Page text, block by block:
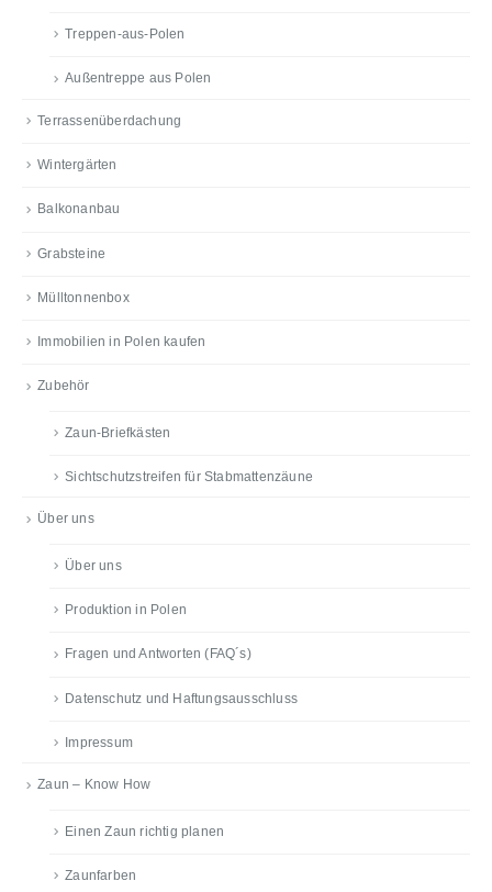
Treppen-aus-Polen
Außentreppe aus Polen
Terrassenüberdachung
Wintergärten
Balkonanbau
Grabsteine
Mülltonnenbox
Immobilien in Polen kaufen
Zubehör
Zaun-Briefkästen
Sichtschutzstreifen für Stabmattenzäune
Über uns
Über uns
Produktion in Polen
Fragen und Antworten (FAQ´s)
Datenschutz und Haftungsausschluss
Impressum
Zaun – Know How
Einen Zaun richtig planen
Zaunfarben